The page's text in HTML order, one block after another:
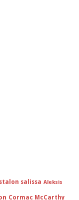
salissa Aleksis
Cormac McCarthy